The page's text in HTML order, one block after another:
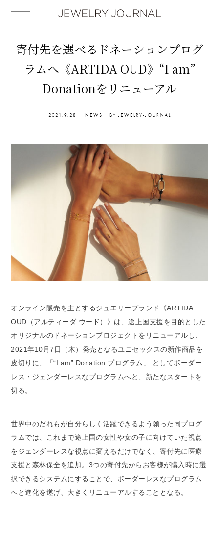
寄付先を選べるドネーションプログ
ラムへ《ARTIDA OUD》“I am”
Donationをリニューアル
2021.9.28 NEWS BY JEWELRY-JOURNAL
オンライン販売を主とするジュエリーブランド《ARTIDA
OUD（アルティーダ ウード）》は、途上国支援を目的とした
オリジナルのドネーションプロジェクトをリニューアルし、
2021年10月7日（木）発売となるユニセックスの新作商品を
皮切りに、「“I am” Donation プログラム」 としてボーダー
レス・ジェンダーレスなプログラムへと、新たなスタートを
切る。
世界中のだれもが自分らしく活躍できるよう願った同プログ
ラムでは、これまで途上国の女性や女の子に向けていた視点
をジェンダーレスな視点に変えるだけでなく、寄付先に医療
支援と森林保全を追加。3つの寄付先からお客様が購入時に選
択できるシステムにすることで、ボーダーレスなプログラム
へと進化を遂げ、大きくリニューアルすることとなる。